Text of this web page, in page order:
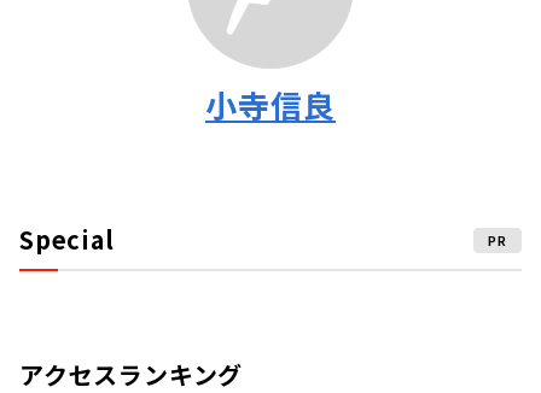
小寺信良
Special PR
アクセスランキング